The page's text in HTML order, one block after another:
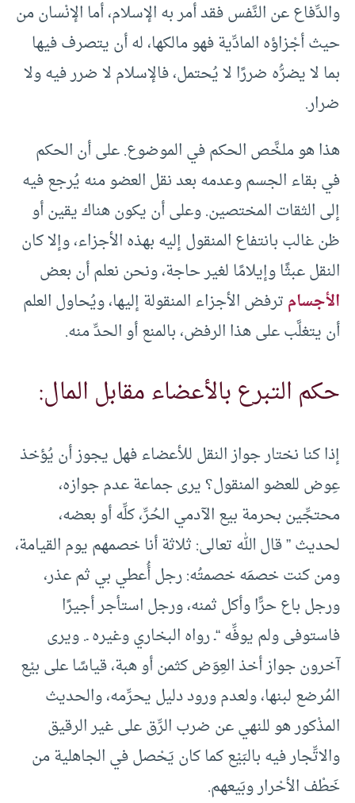
والدِّفاع عن النَّفس فقد أمر به الإسلام، أما الإنْسان من
حيث أجْزاؤه المادِّية فهو مالكها، له أن يتصرف فيها
بما لا يضرُّه ضررًا لا يُحتمل، فالإسلام لا ضرر فيه ولا
ضرار.
هذا هو ملخَّص الحكم في الموضوع. على أن الحكم
في بقاء الجسم وعدمه بعد نقل العضو منه يُرجع فيه
إلى الثقات المختصين. وعلى أن يكون هناك يقين أو
ظن غالب بانتفاع المنقول إليه بهذه الأجزاء، وإلا كان
النقل عبثًا وإيلامًا لغير حاجة، ونحن نعلم أن بعض
الأجسامترفض الأجزاء المنقولة إليها، ويُحاول العلم
أن يتغلَّب على هذا الرفض، بالمنع أو الحدِّ منه.
حكم التبرع بالأعضاء مقابل المال:
إذا كنا نختار جواز النقل للأعضاء فهل يجوز أن يُؤخذ
عِوض للعضو المنقول؟ يرى جماعة عدم جوازه،
محتجِّين بحرمة بيع الآدمي الحُرِّ، كلِّه أو بعضه،
لحديث ” قال الله تعالى: ثلاثة أنا خصمهم يوم القيامة،
ومن كنت خصمَه خصمتُه: رجل أُعطي بي ثم عذر،
ورجل باع حرًّا وأكل ثمنه، ورجل استأجر أجيرًا
فاستوفى ولم يوفِّه “ـ رواه البخاري وغيره ـ. ويرى
آخرون جواز أخذ العِوَض كثمن أو هبة، قياسًا على بيْع
المُرضع لبنها، ولعدم ورود دليل يحرِّمه، والحديث
المذْكور هو للنهي عن ضرب الرِّق على غير الرقيق
والاتِّجار فيه بالبَيْع كما كان يَحْصل في الجاهلية من
خَطْف الأحْرار وبَيعهم.